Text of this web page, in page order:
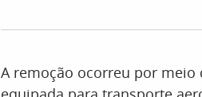
A remoção ocorreu por meio